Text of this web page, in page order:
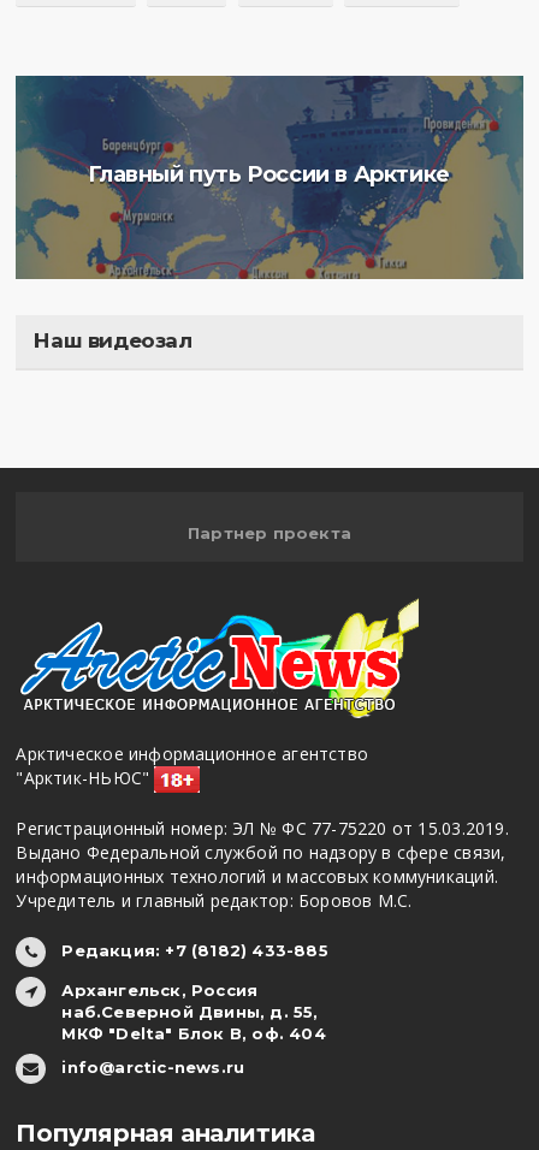
Главный путь России в Арктике
Наш видеозал
Партнер проекта
Арктическое информационное агентство
"Арктик-НЬЮС"
Регистрационный номер: ЭЛ № ФС 77-75220 от 15.03.2019.
Выдано Федеральной службой по надзору в сфере связи,
информационных технологий и массовых коммуникаций.
Учредитель и главный редактор: Боровов М.С.
Редакция: +7 (8182) 433-885
Архангельск, Россия
наб.Северной Двины, д. 55,
МКФ "Delta" Блок В, оф. 404
info@arctic-news.ru
Популярная аналитика